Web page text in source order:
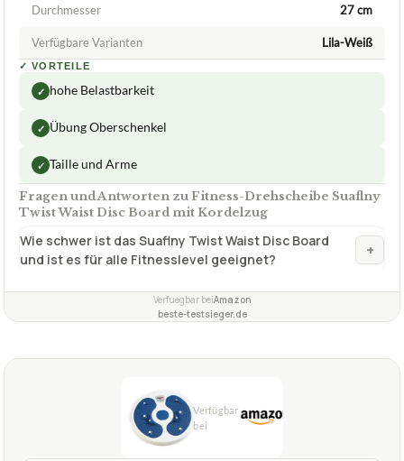
Durchmesser 27 cm
Verfügbare Varianten Lila-Weiß
✓ VORTEILE
✓ hohe Belastbarkeit
✓ Übung Oberschenkel
✓ Taille und Arme
Fragen und Antworten zu Fitness-Drehscheibe Suaflny
Twist Waist Disc Board mit Kordelzug
Wie schwer ist das Suaflny Twist Waist Disc Board
und ist es für alle Fitnesslevel geeignet?
+
Verfuegbar beiAmazon
beste-testsieger.de